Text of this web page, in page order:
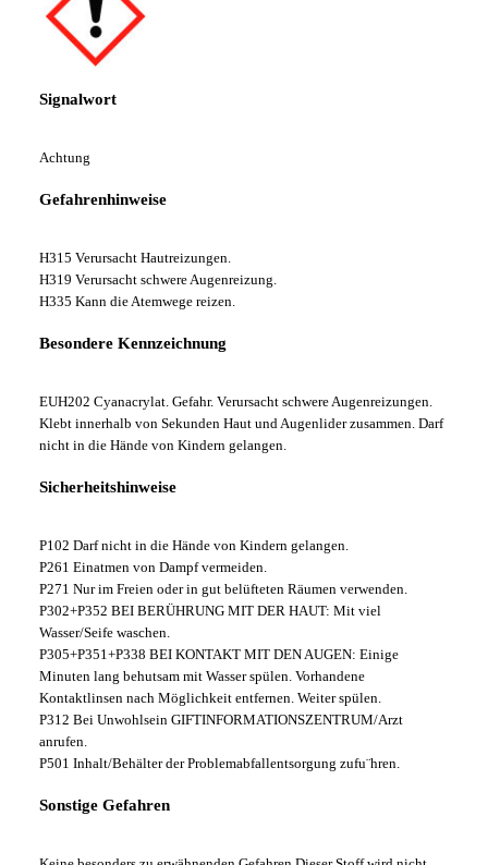
Signalwort
Achtung
Gefahrenhinweise
H315 Verursacht Hautreizungen.
H319 Verursacht schwere Augenreizung.
H335 Kann die Atemwege reizen.
Besondere Kennzeichnung
EUH202 Cyanacrylat. Gefahr. Verursacht schwere Augenreizungen.
Klebt innerhalb von Sekunden Haut und Augenlider zusammen. Darf
nicht in die Hände von Kindern gelangen.
Sicherheitshinweise
P102 Darf nicht in die Hände von Kindern gelangen.
P261 Einatmen von Dampf vermeiden.
P271 Nur im Freien oder in gut belüfteten Räumen verwenden.
P302+P352 BEI BERÜHRUNG MIT DER HAUT: Mit viel
Wasser/Seife waschen.
P305+P351+P338 BEI KONTAKT MIT DEN AUGEN: Einige
Minuten lang behutsam mit Wasser spülen. Vorhandene
Kontaktlinsen nach Möglichkeit entfernen. Weiter spülen.
P312 Bei Unwohlsein GIFTINFORMATIONSZENTRUM/Arzt
anrufen.
P501 Inhalt/Behälter der Problemabfallentsorgung zufu¨hren.
Sonstige Gefahren